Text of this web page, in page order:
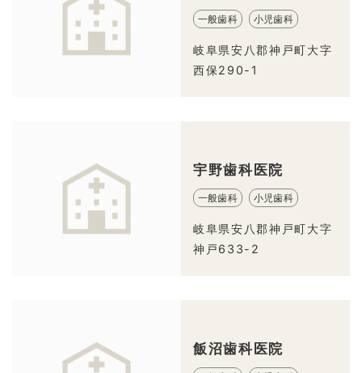
一般歯科 小児歯科
岐阜県安八郡神戸町大字
西保290-1
宇野歯科医院
一般歯科 小児歯科
岐阜県安八郡神戸町大字
神戸633-2
飯沼歯科医院